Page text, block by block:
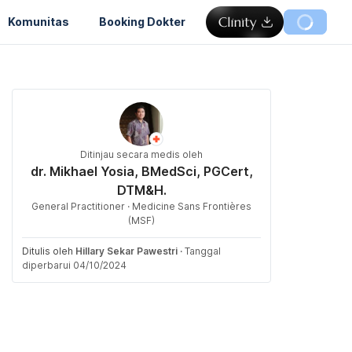
Komunitas Booking Dokter
Ditinjau secara medis oleh
dr. Mikhael Yosia, BMedSci, PGCert,
DTM&H.
General Practitioner · Medicine Sans Frontières
(MSF)
Ditulis oleh Hillary Sekar Pawestri · Tanggal
diperbarui 04/10/2024